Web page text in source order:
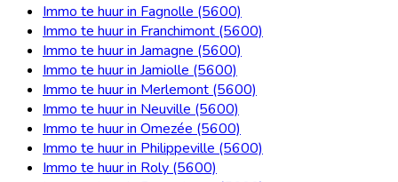
Immo te huur in Fagnolle (5600)
Immo te huur in Franchimont (5600)
Immo te huur in Jamagne (5600)
Immo te huur in Jamiolle (5600)
Immo te huur in Merlemont (5600)
Immo te huur in Neuville (5600)
Immo te huur in Omezée (5600)
Immo te huur in Philippeville (5600)
Immo te huur in Roly (5600)